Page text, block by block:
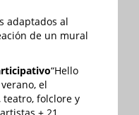
adaptados al
de un mural
“Hello
el
teatro, folclore y